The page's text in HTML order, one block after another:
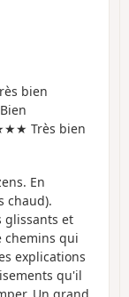
bien
Très bien
En
chaud).
glissants et
chemins qui
explications
qu'il